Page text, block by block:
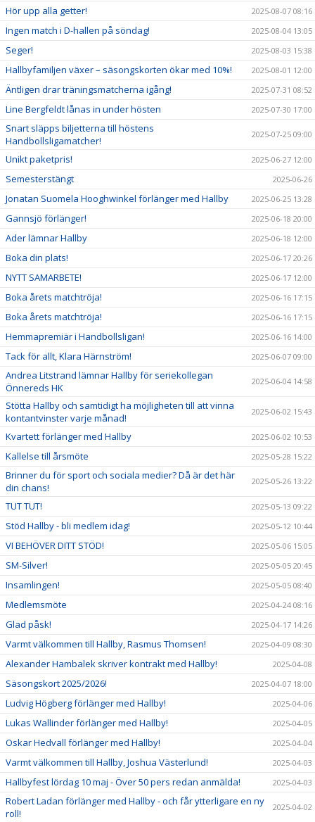
Hör upp alla getter! 2025-08-07 08:16
Ingen match i D-hallen på söndag! 2025-08-04 13:05
Seger! 2025-08-03 15:38
Hallbyfamiljen växer – säsongskorten ökar med 10%! 2025-08-01 12:00
Äntligen drar träningsmatcherna igång! 2025-07-31 08:52
Line Bergfeldt lånas in under hösten 2025-07-30 17:00
Snart släpps biljetterna till höstens
Handbollsligamatcher!
2025-07-25 09:00
Unikt paketpris! 2025-06-27 12:00
Semesterstängt 2025-06-26
Jonatan Suomela Hooghwinkel förlänger med Hallby 2025-06-25 13:28
Gannsjö förlänger! 2025-06-18 20:00
Ader lämnar Hallby 2025-06-18 12:00
Boka din plats! 2025-06-17 20:26
NYTT SAMARBETE! 2025-06-17 12:00
Boka årets matchtröja! 2025-06-16 17:15
Boka årets matchtröja! 2025-06-16 17:15
Hemmapremiär i Handbollsligan! 2025-06-16 14:00
Tack för allt, Klara Härnström! 2025-06-07 09:00
Andrea Litstrand lämnar Hallby för seriekollegan
Önnereds HK
2025-06-04 14:58
Stötta Hallby och samtidigt ha möjligheten till att vinna
kontantvinster varje månad!
2025-06-02 15:43
Kvartett förlänger med Hallby 2025-06-02 10:53
Kallelse till årsmöte 2025-05-28 15:22
Brinner du för sport och sociala medier? Då är det här
din chans!
2025-05-26 13:22
TUT TUT! 2025-05-13 09:22
Stöd Hallby - bli medlem idag! 2025-05-12 10:44
VI BEHÖVER DITT STÖD! 2025-05-06 15:05
SM-Silver! 2025-05-05 20:45
Insamlingen! 2025-05-05 08:40
Medlemsmöte 2025-04-24 08:16
Glad påsk! 2025-04-17 14:26
Varmt välkommen till Hallby, Rasmus Thomsen! 2025-04-09 08:30
Alexander Hambalek skriver kontrakt med Hallby! 2025-04-08
Säsongskort 2025/2026! 2025-04-07 18:00
Ludvig Högberg förlänger med Hallby! 2025-04-06
Lukas Wallinder förlänger med Hallby! 2025-04-05
Oskar Hedvall förlänger med Hallby! 2025-04-04
Varmt välkommen till Hallby, Joshua Västerlund! 2025-04-03
Hallbyfest lördag 10 maj - Över 50 pers redan anmälda! 2025-04-03
Robert Ladan förlänger med Hallby - och får ytterligare en ny
roll!
2025-04-02